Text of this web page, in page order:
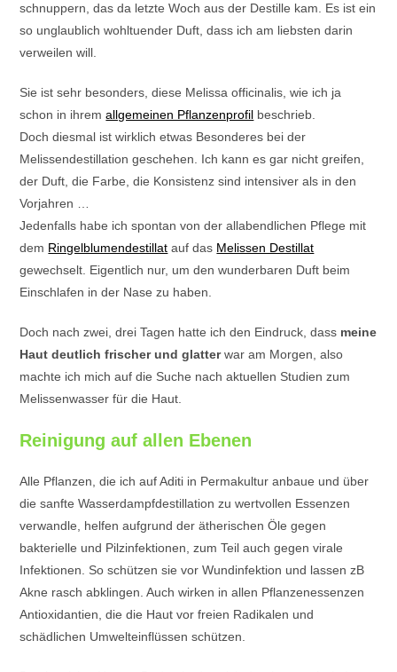
schnuppern, das da letzte Woch aus der Destille kam. Es ist ein
so unglaublich wohltuender Duft, dass ich am liebsten darin
verweilen will.
Sie ist sehr besonders, diese Melissa officinalis, wie ich ja
schon in ihremallgemeinen Pflanzenprofil beschrieb.
Doch diesmal ist wirklich etwas Besonderes bei der
Melissendestillation geschehen. Ich kann es gar nicht greifen,
der Duft, die Farbe, die Konsistenz sind intensiver als in den
Vorjahren …
Jedenfalls habe ich spontan von der allabendlichen Pflege mit
dem Ringelblumendestillat auf das Melissen Destillat
gewechselt. Eigentlich nur, um den wunderbaren Duft beim
Einschlafen in der Nase zu haben.
Doch nach zwei, drei Tagen hatte ich den Eindruck, dass meine
Haut deutlich frischer und glatterwar am Morgen, also
machte ich mich auf die Suche nach aktuellen Studien zum
Melissenwasser für die Haut.
Reinigung auf allen Ebenen
Alle Pflanzen, die ich auf Aditi in Permakultur anbaue und über
die sanfte Wasserdampfdestillation zu wertvollen Essenzen
verwandle, helfen aufgrund der ätherischen Öle gegen
bakterielle und Pilzinfektionen, zum Teil auch gegen virale
Infektionen. So schützen sie vor Wundinfektion und lassen zB
Akne rasch abklingen. Auch wirken in allen Pflanzenessenzen
Antioxidantien, die die Haut vor freien Radikalen und
schädlichen Umwelteinflüssen schützen.